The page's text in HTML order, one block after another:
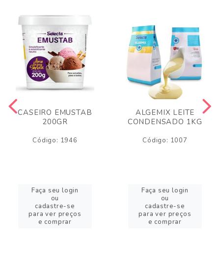
CASEIRO EMUSTAB
200GR
Código: 1946
Faça seu login
ou
cadastre-se
para ver preços
e comprar
ALGEMIX LEITE
CONDENSADO 1KG
Código: 1007
Faça seu login
ou
cadastre-se
para ver preços
e comprar